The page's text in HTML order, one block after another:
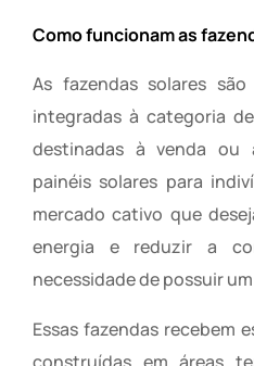
Como funcionam as
As fazendas solares
integradas à categoria
destinadas à venda ou
painéis solares para
mercado cativo que
energia e reduzir a
necessidade de possuir
Essas fazendas recebem